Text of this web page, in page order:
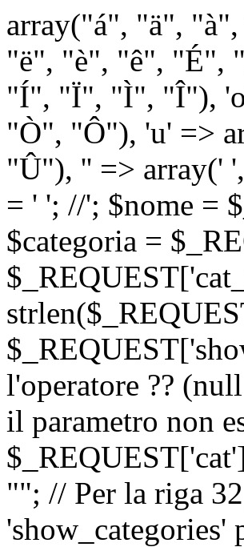
array("á", "ä",
"ë", "è", "ê", "É",
"Í", "Ï", "Ì", "Î"),
"Ò", "Ô"), 'u' =>
"Û"), '' => array('
= ' '; //'; $nome =
$categoria =
l'operatore ??
il parametro non
""; // Per la riga
'show_categories'